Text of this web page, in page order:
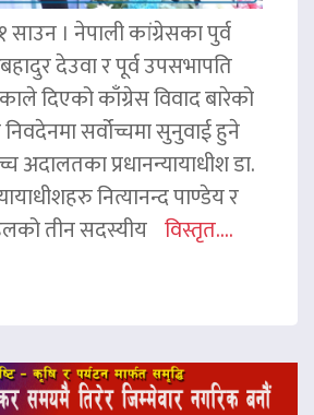
साउन । नेपाली कांग्रेसका पुर्व
देउवा र पूर्व उपसभापति
दिएको काँग्रेस विवाद बारेको
सर्वोच्चमा सुनुवाई हुने
अदालतका प्रधानन्यायाधीश डा.
नित्यानन्द पाण्डेय र
तीन सदस्यीय विस्तृत....